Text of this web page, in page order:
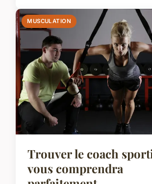
MUSCULATION
Trouver le coach
vous comprendra